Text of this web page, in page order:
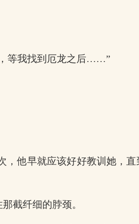
等我找到厄龙之后……”
，他早就应该好好教训她，
截纤细的脖颈。